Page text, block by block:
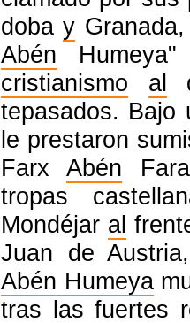
do­bay
Abén
cristianismo
al
tepasados.
le prestaron
FarxAbén
tropas
Mondéjar al
Juan de
Abén Humeya
tras las fuertes